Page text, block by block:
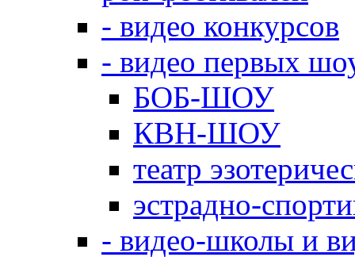
- видео конкурсов
- видео первых
БОБ-ШОУ
КВН-ШОУ
театр
эстрадно-
- видео-школы и